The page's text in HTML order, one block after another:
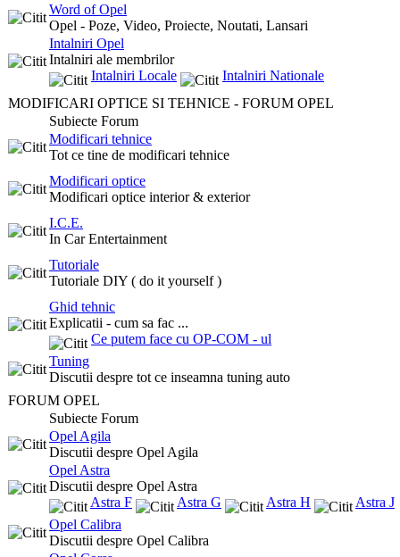
Word of Opel
Opel - Poze, Video, Proiecte, Noutati, Lansari
Intalniri Opel
Intalniri ale membrilor
Intalniri Locale
Intalniri Nationale
MODIFICARI OPTICE SI TEHNICE - FORUM OPEL
Subiecte Forum
Modificari tehnice
Tot ce tine de modificari tehnice
Modificari optice
Modificari optice interior & exterior
I.C.E.
In Car Entertainment
Tutoriale
Tutoriale DIY ( do it yourself )
Ghid tehnic
Explicatii - cum sa fac ...
Ce putem face cu OP-COM - ul
Tuning
Discutii despre tot ce inseamna tuning auto
FORUM OPEL
Subiecte Forum
Opel Agila
Discutii despre Opel Agila
Opel Astra
Discutii despre Opel Astra
Astra F
Astra G Astra H
Astra J
Opel Calibra
Discutii despre Opel Calibra